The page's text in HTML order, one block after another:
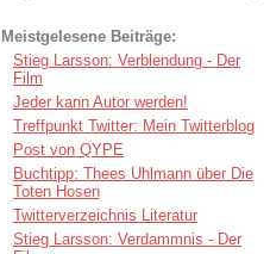
Meistgelesene Beiträge:
Stieg Larsson: Verblendung - Der
Film
Jeder kann Autor werden!
Treffpunkt Twitter: Mein Twitterblog
Post von QYPE
Buchtipp: Thees Uhlmann über Die
Toten Hosen
Twitterverzeichnis Literatur
Stieg Larsson: Verdammnis - Der